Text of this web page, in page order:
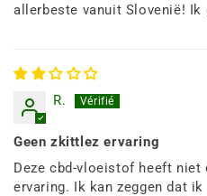
allerbeste vanuit Slovenië! Ik
R.
Geen zkittlez ervaring
Deze cbd-vloeistof heeft niet
ervaring. Ik kan zeggen dat